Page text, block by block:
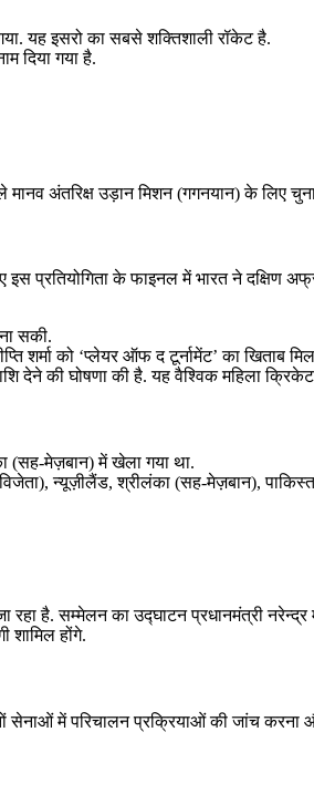
यह इसरो का सबसे शक्तिशाली रॉकेट है.
दिया गया है.
अंतरिक्ष उड़ान मिशन (गगनयान) के लिए
प्रतियोगिता के फाइनल में भारत ने दक्षिण
सकी.
शर्मा को ‘प्लेयर ऑफ द टूर्नामेंट’ का खिताब
देने की घोषणा की है. यह वैश्विक महिला क्रिकेट
(सह-मेज़बान) में खेला गया था.
न्यूज़ीलैंड, श्रीलंका (सह-मेज़बान),
है. सम्मेलन का उद्घाटन प्रधानमंत्री
शामिल होंगे.
में परिचालन प्रक्रियाओं की जांच करना